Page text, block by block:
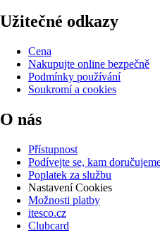
Užitečné odkazy
Cena
Nakupujte online bezpečně
Podmínky používání
Soukromí a cookies
O nás
Přístupnost
Podívejte se, kam
Poplatek za službu
Nastavení Cookies
Možnosti platby
itesco.cz
Clubcard